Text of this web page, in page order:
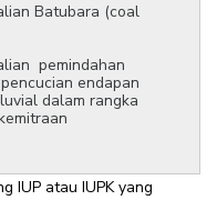
Batubara (coal
pemindahan
endapan
dalam rangka
IUP atau IUPK yang